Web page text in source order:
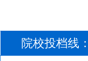
院校投档线：